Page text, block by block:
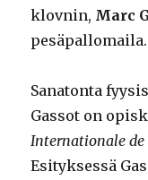
klovnin, Marc
pesäpallomaila.
Sanatonta
Gassot on
Internationale de
Esityksessä